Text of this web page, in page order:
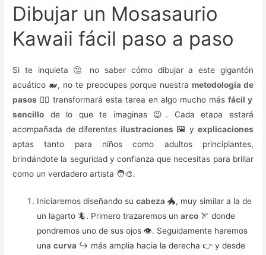
Dibujar un Mosasaurio
Kawaii fácil paso a paso
Si te inquieta 🤔 no saber cómo dibujar a este gigantón
acuático 🐋, no te preocupes porque nuestra metodología de
pasos 🚶‍♂️ transformará esta tarea en algo mucho más fácil y
sencillo de lo que te imaginas 😉. Cada etapa estará
acompañada de diferentes ilustraciones 🖼️ y explicaciones
aptas tanto para niños como adultos principiantes,
brindándote la seguridad y confianza que necesitas para brillar
como un verdadero artista 🧑‍🎨.
Iniciaremos diseñando sucabeza 🐲, muy similar a la de
un lagarto 🦎. Primero trazaremos unarco 🏹 donde
pondremos uno de sus ojos 👁️. Seguidamente haremos
unacurva ↪️ más amplia hacia la derecha 👉 y desde